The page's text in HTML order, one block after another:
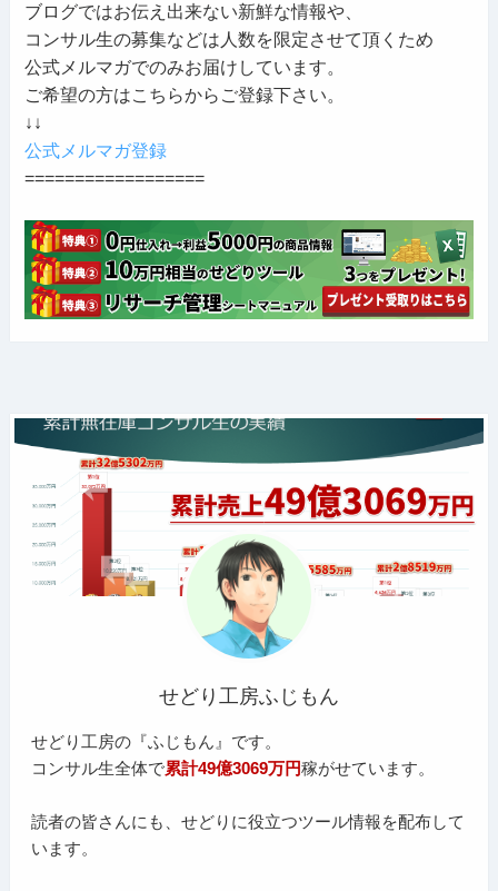
ブログではお伝え出来ない新鮮な情報や、
コンサル生の募集などは人数を限定させて頂くため
公式メルマガでのみお届けしています。
ご希望の方はこちらからご登録下さい。
↓↓
公式メルマガ登録
==================
せどり工房ふじもん
せどり工房の『ふじもん』です。
コンサル生全体で累計49億3069万円稼がせています。
読者の皆さんにも、せどりに役立つツール情報を配布して
います。